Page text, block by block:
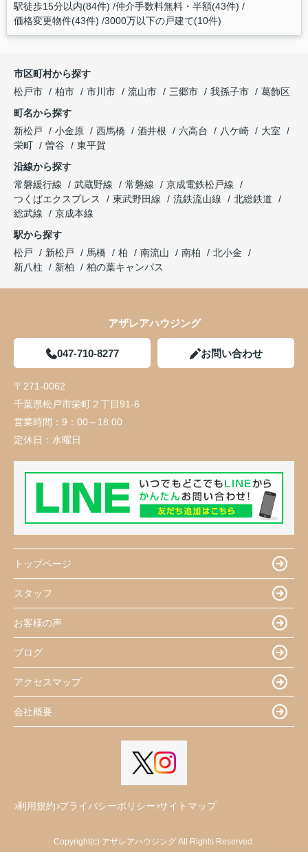
駅徒歩15分以内(84件) 仲介手数料無料・半額(43件)
価格変更物件(43件) 3000万以下の戸建て(10件)
市区町村から探す
松戸市
柏市 市川市 流山市 三郷市 我孫子市
葛飾区
町名から探す
新松戸
小金原 西馬橋 酒井根 六高台 八ケ崎
大室
栄町
曽谷
東平賀
沿線から探す
常磐緩行線
武蔵野線 常磐線
京成電鉄松戸線
つくばエクスプレス
東武野田線 流鉄流山線
北総鉄道
総武線
京成本線
駅から探す
松戸
新松戸 馬橋 柏 南流山 南柏
北小金
新八柱
新柏 柏の葉キャンパス
アザレアハウジング
047-710-8277 お問い合わせ
〒271-0062
千葉県松戸市栄町２丁目91-6
営業時間： 9：00～18:00
定休日： 水曜日
トップページ
スタッフ
お客様の声
ブログ
アクセスマップ
会社概要
利用規約 プライバシーポリシー サイトマップ
Copyright(c) アザレアハウジング All Rights Reserved.